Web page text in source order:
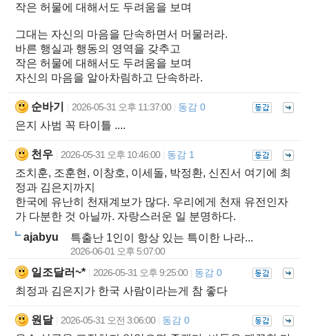
작은 허물에 대해서도 두려움을 보며
그대는 자신의 마음을 단속하면서 머물러라.
바른 행실과 행동의 영역을 갖추고
작은 허물에 대해서도 두려움을 보며
자신의 마음을 알아차림하고 단속하라.
순바기 2026-05-31 오후 11:37:00 동감 0
은지 사범 꼭 타이틀 ....
천우 2026-05-31 오후 10:46:00 동감 1
조치훈, 조훈현, 이창호, 이세돌, 박정환, 신진서 여기에 최
정과 김은지까지
한국에 유난히 천재계보가 많다. 우리에게 천재 유전인자
가 다분한 것 아닐까. 자랑스러운 일 분명하다.
ajabyu
특출난 1인이 항상 있는 특이한 나라...
2026-06-01 오후 5:07:00
일조달러~* 2026-05-31 오후 9:25:00 동감 0
최정과 김은지가 한국 사람이라는게 참 좋다
원달 2026-05-31 오전 3:06:00 동감 0